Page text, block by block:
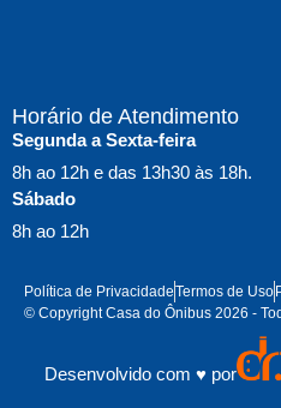
Horário de Atendimento
Segunda a Sexta-feira
8h ao 12h e das 13h30 às 18h.
Sábado
8h ao 12h
Política de PrivacidadeTermos de Uso
© Copyright Casa do Ônibus 2026 -
Desenvolvido com ♥ por